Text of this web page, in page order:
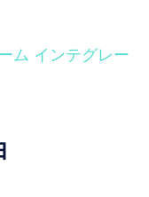
ム インテグレー